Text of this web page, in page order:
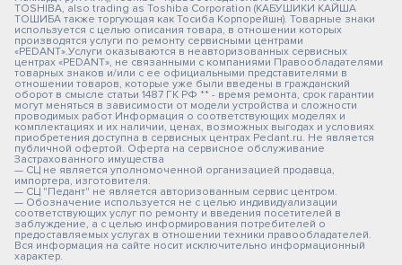
TOSHIBA, also trading as Toshiba Corporation (КАБУШИКИ КАЙША
ТОШИБА также торгующая как Тосиба Корпорейшн). Товарные знаки
используется с целью описания товара, в отношении которых
производятся услуги по ремонту сервисными центрами
«PEDANT».Услуги оказываются в неавторизованных сервисных
центрах «PEDANT», не связанными с компаниями Правообладателями
товарных знаков и/или с ее официальными представителями в
отношении товаров, которые уже были введены в гражданский
оборот в смысле статьи 1487 ГК РФ ** - время ремонта, срок гарантии
могут меняться в зависимости от модели устройства и сложности
проводимых работ Информация о соответствующих моделях и
комплектациях и их наличии, ценах, возможных выгодах и условиях
приобретения доступна в сервисных центрах Pedant.ru. Не является
публичной офертой. Оферта на сервисное обслуживание
Застрахованного имущества
— СЦ не является уполномоченной организацией продавца,
импортера, изготовителя.
— СЦ "Педант" не является авторизованным сервис центром.
— Обозначение используется не с целью индивидуализации
соответствующих услуг по ремонту и введения посетителей в
заблуждение, а с целью информирования потребителей о
предоставляемых услугах в отношении техники правообладателей.
Вся информация на сайте носит исключительно информационный
характер.